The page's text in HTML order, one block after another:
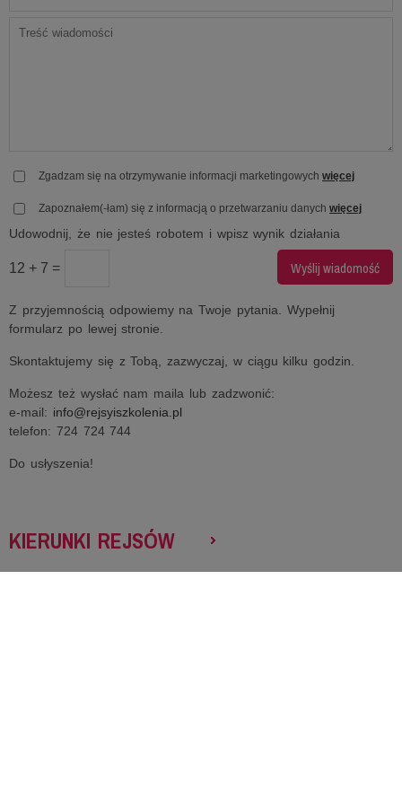
Zgadzam się na otrzymywanie informacji marketingowych więcej
Zapoznałem(-łam) się z informacją o przetwarzaniu danych więcej
Udowodnij, że nie jesteś robotem i wpisz wynik działania
12 + 7 =
Z przyjemnością odpowiemy na Twoje pytania. Wypełnij
formularz po lewej stronie.
Skontaktujemy się z Tobą, zazwyczaj, w ciągu kilku godzin.
Możesz też wysłać nam maila lub zadzwonić:
e-mail: info@rejsyiszkolenia.pl
telefon: 724 724 744
Do usłyszenia!
KIERUNKI REJSÓW